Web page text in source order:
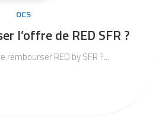
OCS
l’offre de RED SFR ?
rembourser RED by SFR ?...